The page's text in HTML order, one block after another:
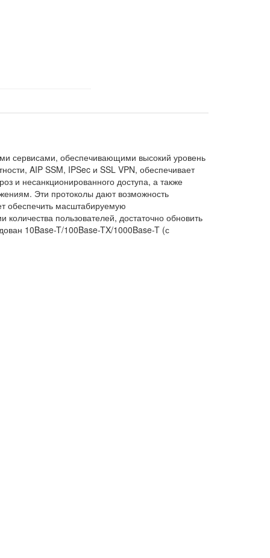
сервисами, обеспечивающими высокий уровень
AIP SSM, IPSec и SSL VPN, обеспечивает
и несанкционированного доступа, а также
Эти протоколы дают возможность
обеспечить масштабируемую
пользователей, достаточно обновить
10Base-T/100Base-TX/1000Base-T (с